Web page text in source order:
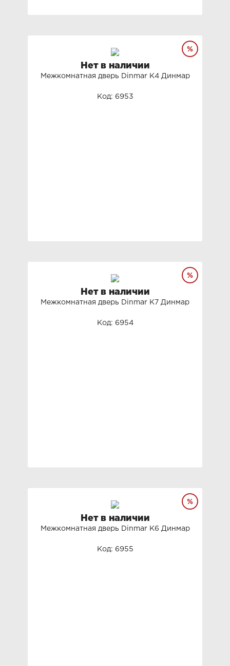
Нет в наличии
Межкомнатная дверь Dinmar K4 Динмар
Код: 6953
Нет в наличии
Межкомнатная дверь Dinmar K7 Динмар
Код: 6954
Нет в наличии
Межкомнатная дверь Dinmar K6 Динмар
Код: 6955